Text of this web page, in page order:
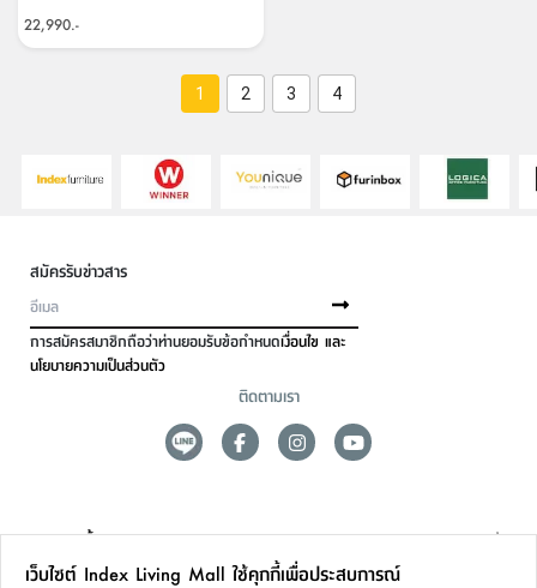
22,990.-
1 2 3 4
สมัครรับข่าวสาร
การสมัครสมาชิกถือว่าท่านยอมรับข้อกำหนดเงื่อนไข และ
นโยบายความเป็นส่วนตัว
ติดตามเรา
ดูแลลูกค้า
เว็บไซต์ Index Living Mall ใช้คุกกี้เพื่อประสบการณ์